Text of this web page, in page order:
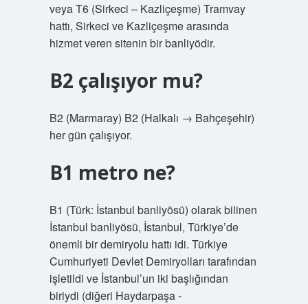
veya T6 (Sirkeci – Kazliçeşme) Tramvay
hattı, Sirkeci ve Kazliçeşme arasında
hizmet veren sitenin bir banliyödir.
B2 çalışıyor mu?
B2 (Marmaray) B2 (Halkalı → Bahçeşehir)
her gün çalışıyor.
B1 metro ne?
B1 (Türk: İstanbul banliyösü) olarak bilinen
İstanbul banliyösü, İstanbul, Türkiye’de
önemli bir demiryolu hattı idi. Türkiye
Cumhuriyeti Devlet Demiryolları tarafından
işletildi ve İstanbul’un iki başlığından
biriydi (diğeri Haydarpaşa -